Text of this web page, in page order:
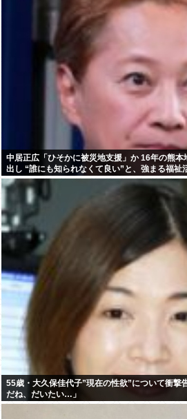
中居正広「ひそかに被災地支援」か 16年の熊本
出し “誰にも知られなくて良い”と、強まる福祉
55歳・大久保佳代子”現在の性欲”について衝撃
だね、だいたい…」